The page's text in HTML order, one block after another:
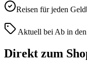
Reisen für jeden
Aktuell bei Ab in
Direkt zum